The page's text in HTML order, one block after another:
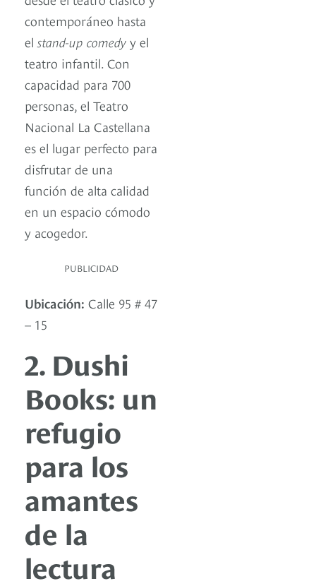
contemporáneo hasta
el stand-up comedy y el
teatro infantil. Con
capacidad para 700
personas, el Teatro
Nacional La Castellana
es el lugar perfecto para
disfrutar de una
función de alta calidad
en un espacio cómodo
y acogedor.
PUBLICIDAD
Ubicación: Calle 95 # 47
– 15
2. Dushi
Books: un
refugio
para los
amantes
de la
lectura